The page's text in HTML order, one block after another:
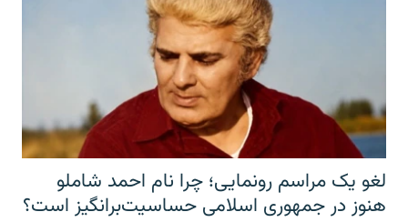
لغو یک مراسم رونمایی؛ چرا نام احمد شاملو
هنوز در جمهوری اسلامی حساسیت‌برانگیز است؟